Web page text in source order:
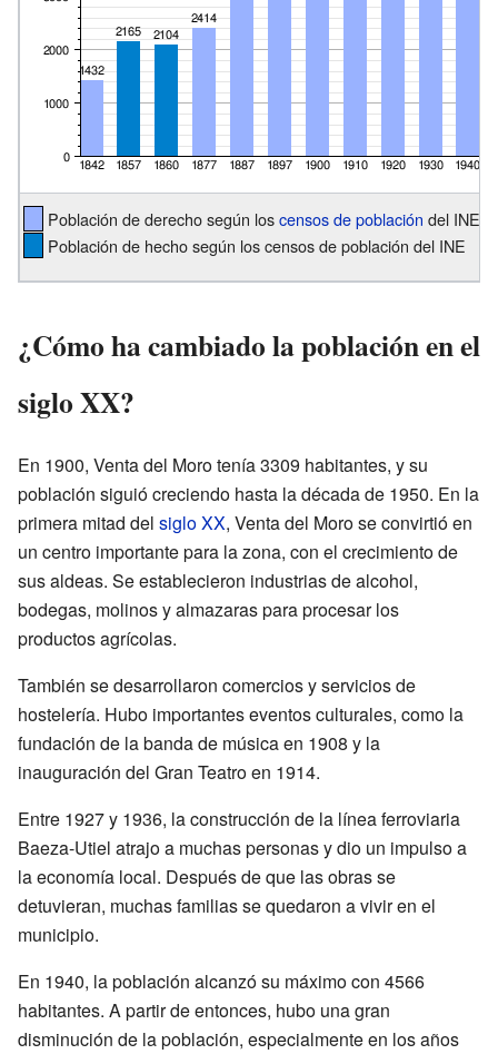
Población de derecho según loscensos de población del INE
Población de hecho según los censos de población del INE
¿Cómo ha cambiado la población en el
siglo XX?
En 1900, Venta del Moro tenía 3309 habitantes, y su
población siguió creciendo hasta la década de 1950. En la
primera mitad del siglo XX, Venta del Moro se convirtió en
un centro importante para la zona, con el crecimiento de
sus aldeas. Se establecieron industrias de alcohol,
bodegas, molinos y almazaras para procesar los
productos agrícolas.
También se desarrollaron comercios y servicios de
hostelería. Hubo importantes eventos culturales, como la
fundación de la banda de música en 1908 y la
inauguración del Gran Teatro en 1914.
Entre 1927 y 1936, la construcción de la línea ferroviaria
Baeza-Utiel atrajo a muchas personas y dio un impulso a
la economía local. Después de que las obras se
detuvieran, muchas familias se quedaron a vivir en el
municipio.
En 1940, la población alcanzó su máximo con 4566
habitantes. A partir de entonces, hubo una gran
disminución de la población, especialmente en los años